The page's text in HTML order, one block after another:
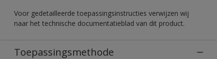
Voor gedetailleerde toepassingsinstructies verwijzen wij
naar het technische documentatieblad van dit product.
Toepassingsmethode